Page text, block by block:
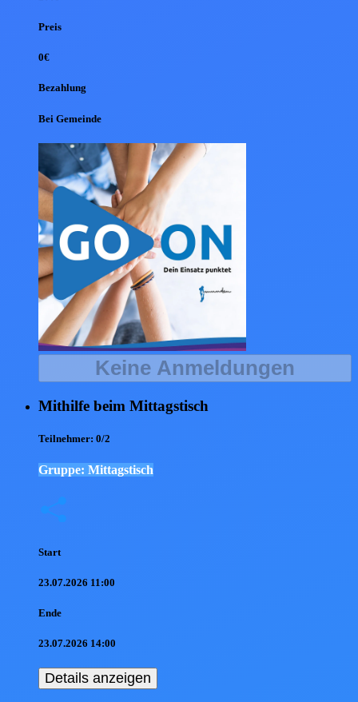
Preis
0€
Bezahlung
Bei Gemeinde
Keine Anmeldungen
Mithilfe beim Mittagstisch
Teilnehmer: 0/2
Gruppe: Mittagstisch
Start
23.07.2026 11:00
Ende
23.07.2026 14:00
Details anzeigen